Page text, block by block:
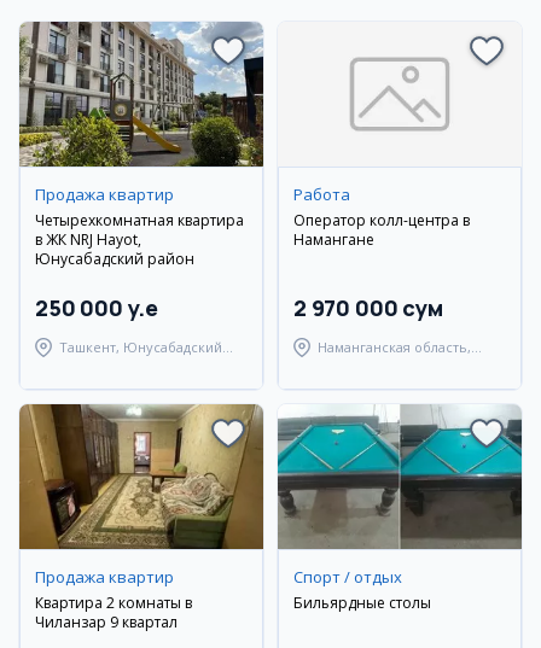
Продажа квартир
Четырехкомнатная квартира
в ЖК NRJ Hayot,
Юнусабадский район
250 000 y.e
Ташкент, Юнусабадский
Работа
Оператор колл-центра в
Намангане
2 970 000 сум
Наманганская область,
Продажа квартир
Квартира 2 комнаты в
Чиланзар 9 квартал
Спорт / отдых
Бильярдные столы